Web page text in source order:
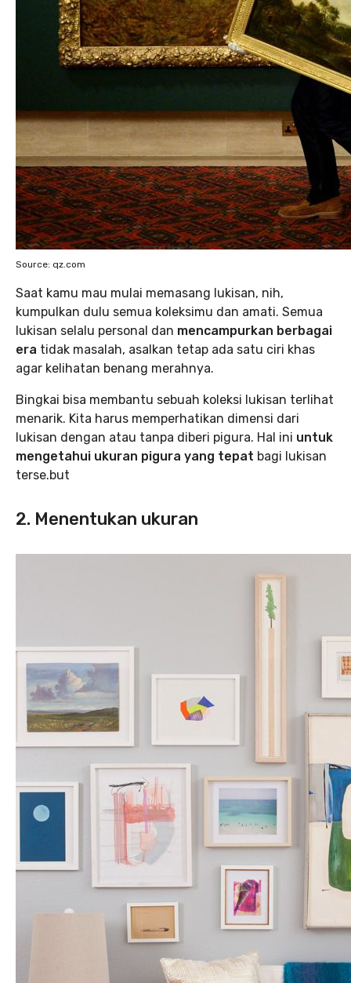
Source: qz.com
Saat kamu mau mulai memasang lukisan, nih,
kumpulkan dulu semua koleksimu dan amati. Semua
lukisan selalu personal dan mencampurkan berbagai
era tidak masalah, asalkan tetap ada satu ciri khas
agar kelihatan benang merahnya.
Bingkai bisa membantu sebuah koleksi lukisan terlihat
menarik. Kita harus memperhatikan dimensi dari
lukisan dengan atau tanpa diberi pigura. Hal ini untuk
mengetahui ukuran pigura yang tepat bagi lukisan
terse.but
2. Menentukan ukuran